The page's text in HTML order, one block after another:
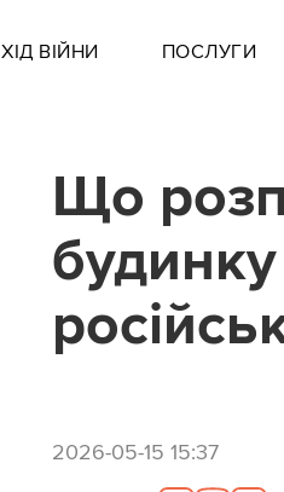
ХІД ВІЙНИ ПОСЛУГИ
Що
2026-05-15 15:37